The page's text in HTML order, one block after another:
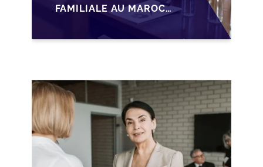
FAMILIALE AU MAROC :
ANTICIPER LA
GOUVERNANCE POUR